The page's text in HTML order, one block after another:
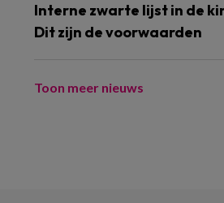
Interne zwarte lijst in de
Dit zijn de voorwaarden
Toon meer nieuws